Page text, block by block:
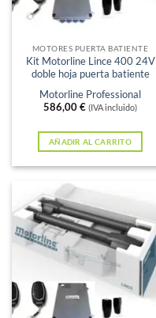
pueden
en
la
de
MOTORES PUERTA BATIENTE
Kit Motorline Lince 400 24V
doble hoja puerta batiente
Motorline Professional
586,00€ (IVA incluido)
AÑADIR AL CARRITO